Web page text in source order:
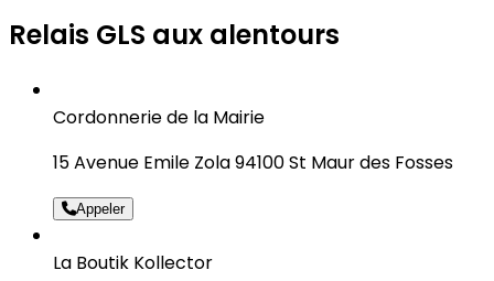
Relais GLS aux alentours
Cordonnerie de la Mairie
15 Avenue Emile Zola 94100 St Maur des Fosses
Appeler
La Boutik Kollector